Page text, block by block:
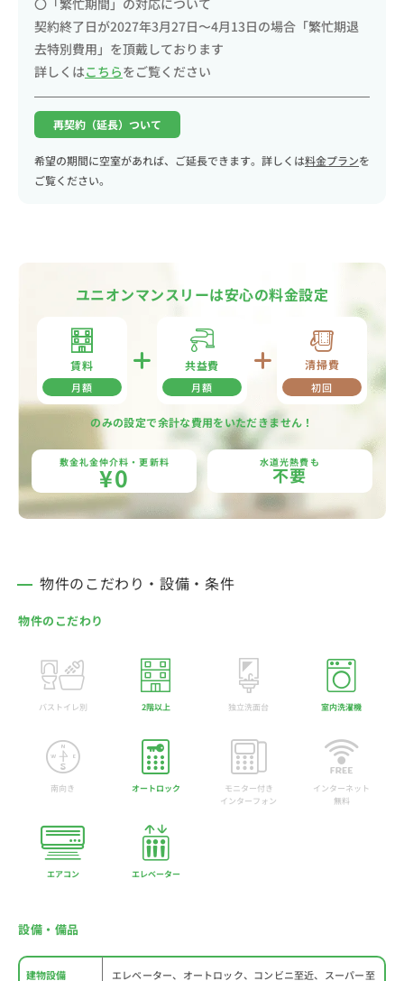
契約終了日が2027年3月27日〜4月13日の場合「繁忙期退
去特別費用」を頂戴しております
詳しくはこちらをご覧ください
再契約（延長）ついて
希望の期間に空室があれば、ご延長できます。詳しくは料金プランを
ご覧ください。
ユニオンマンスリーは安心の料金設定
賃料
月額
共益費
月額
清掃費
初回
のみの設定で余計な費用をいただきません！
敷金礼金仲介料・更新料
¥0 水道光熱費も
不要
物件のこだわり・設備・条件
物件のこだわり
バストイレ別 2階以上 独立洗面台 室内洗濯機
南向き オートロック
モニター付き
インターフォン
インターネット
無料
エアコン エレベーター
設備・備品
建物設備
エレベーター、オートロック、コンビニ至近、スーパー至